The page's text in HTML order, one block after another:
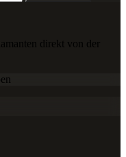
direkt von der